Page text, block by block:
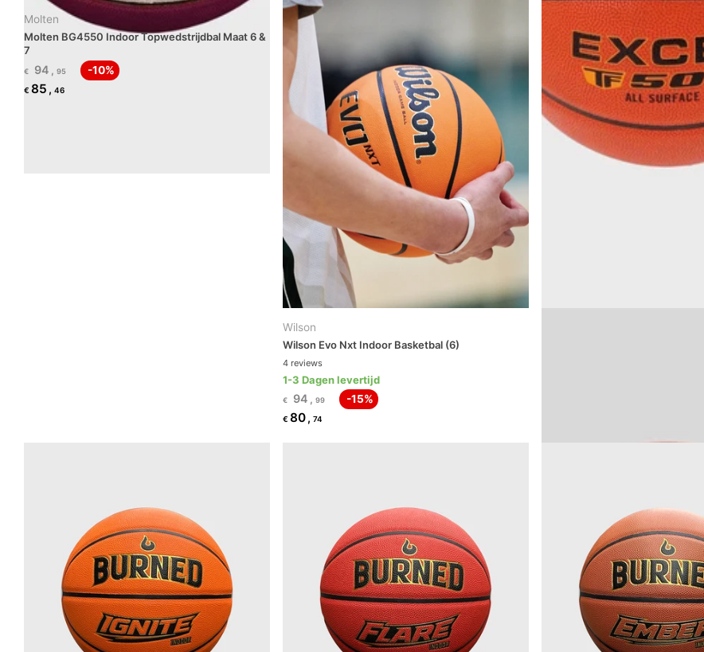
Molten
Molten BG4550 Indoor Topwedstrijdbal Maat 6 &
7
€ 94 , 95 -10%
€ 85 , 46
Wilson
Wilson Evo Nxt Indoor Basketbal (6)
4 reviews
1-3 Dagen levertijd
€ 94 , 99 -15%
€ 80, 74